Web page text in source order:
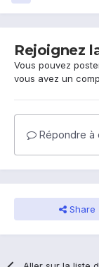
Rejoignez
Vous pouvez
vous avez un
Répondre à
Share